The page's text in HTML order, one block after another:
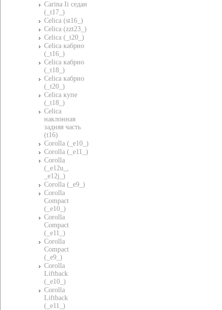
Carina Ii седан
(_t17_)
Celica (st16_)
Celica (zzt23_)
Celica (_t20_)
Celica кабрио
(_t16_)
Celica кабрио
(_t18_)
Celica кабрио
(_t20_)
Celica купе
(_t18_)
Celica
наклонная
задняя часть
(t16)
Corolla (_e10_)
Corolla (_e11_)
Corolla
(_e12u_,
_e12j_)
Corolla (_e9_)
Corolla
Compact
(_e10_)
Corolla
Compact
(_e11_)
Corolla
Compact
(_e9_)
Corolla
Liftback
(_e10_)
Corolla
Liftback
(_e11_)